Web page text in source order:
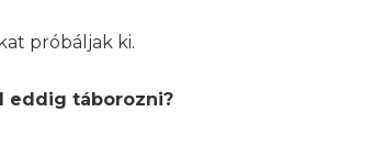
próbáljak ki.
eddig táborozni?